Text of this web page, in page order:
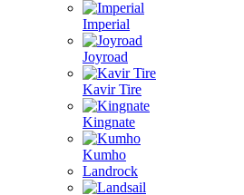
Imperial
Joyroad
Kavir Tire
Kingnate
Kumho
Landrock